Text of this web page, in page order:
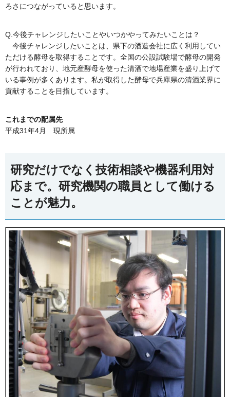
ろさにつながっていると思います。
Q.今後チャレンジしたいことやいつかやってみたいことは？
今後チャレンジしたいことは、県下の酒造会社に広く利用してい
ただける酵母を取得することです。全国の公設試験場で酵母の開発
が行われており、地元産酵母を使った清酒で地場産業を盛り上げて
いる事例が多くあります。私が取得した酵母で兵庫県の清酒業界に
貢献することを目指しています。
これまでの配属先
平成31年4月 現所属
研究だけでなく技術相談や機器利用対
応まで。研究機関の職員として働ける
ことが魅力。